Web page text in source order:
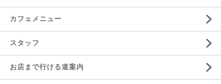
カフェメニュー
スタッフ
お店まで行ける道案内